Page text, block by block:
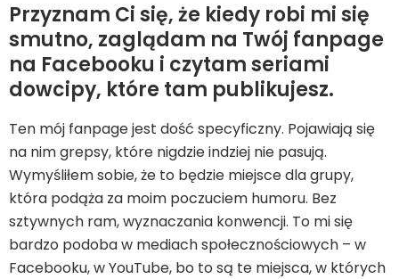
Przyznam Ci się, że kiedy robi mi się
smutno, zaglądam na Twój fanpage
na Facebooku i czytam seriami
dowcipy, które tam publikujesz.
Ten mój fanpage jest dość specyficzny. Pojawiają się
na nim grepsy, które nigdzie indziej nie pasują.
Wymyśliłem sobie, że to będzie miejsce dla grupy,
która podąża za moim poczuciem humoru. Bez
sztywnych ram, wyznaczania konwencji. To mi się
bardzo podoba w mediach społecznościowych – w
Facebooku, w YouTube, bo to są te miejsca, w których